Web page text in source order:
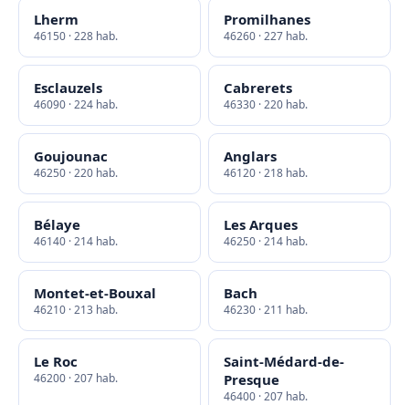
Lherm
46150 · 228 hab.
Promilhanes
46260 · 227 hab.
Esclauzels
46090 · 224 hab.
Cabrerets
46330 · 220 hab.
Goujounac
46250 · 220 hab.
Anglars
46120 · 218 hab.
Bélaye
46140 · 214 hab.
Les Arques
46250 · 214 hab.
Montet-et-Bouxal
46210 · 213 hab.
Bach
46230 · 211 hab.
Le Roc
46200 · 207 hab.
Saint-Médard-de-
Presque
46400 · 207 hab.